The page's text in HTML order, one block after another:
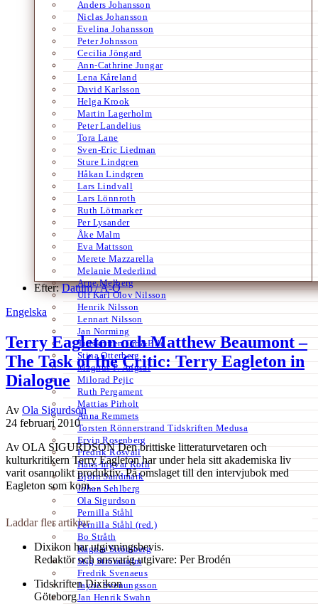
Anders Johansson
Niclas Johansson
Evelina Johansson
Peter Johnsson
Cecilia Jöngard
Ann-Cathrine Jungar
Lena Kåreland
David Karlsson
Helga Krook
Martin Lagerholm
Peter Landelius
Tora Lane
Sven-Eric Liedman
Sture Lindgren
Håkan Lindgren
Lars Lindvall
Lars Lönnroth
Ruth Lötmarker
Per Lysander
Åke Malm
Eva Mattsson
Merete Mazzarella
Melanie Mederlind
Arne Melberg
Ulf Karl Olov Nilsson
Henrik Nilsson
Lennart Nilsson
Jan Norming
Tidskriften Ord&Bild
Stina Otterberg
Magnus P. Ängsal
Milorad Pejic
Ruth Pergament
Mattias Pirholt
Anna Remmets
Torsten Rönnerstrand Tidskriften Medusa
Ervin Rosenberg
Fredrik Rosvall
Hans-Ingvar Roth
Björn Sandmark
Johan Sehlberg
Ola Sigurdson
Pernilla Ståhl
Pernilla Ståhl (red.)
Bo Stråth
Ragnar Strömberg
Stig Strömholm
Fredrik Svenaeus
Jayne Svenungsson
Jan Henrik Swahn
Efter:Datum /A-Ö
Engelska
Terry Eagleton och Matthew Beaumont –
The Task of the Critic: Terry Eagleton in
Dialogue
Av Ola Sigurdson
24 februari 2010
Av OLA SIGURDSON Den brittiske litteraturvetaren och
kulturkritikern Terry Eagleton har under hela sitt akademiska liv
varit osannolikt produktiv. På omslaget till den intervjubok med
Eagleton som kom…
Laddar fler artiklar
Dixikon har utgivningsbevis.
Redaktör och ansvarig utgivare: Per Brodén
Tidskriften Dixikon
Göteborg